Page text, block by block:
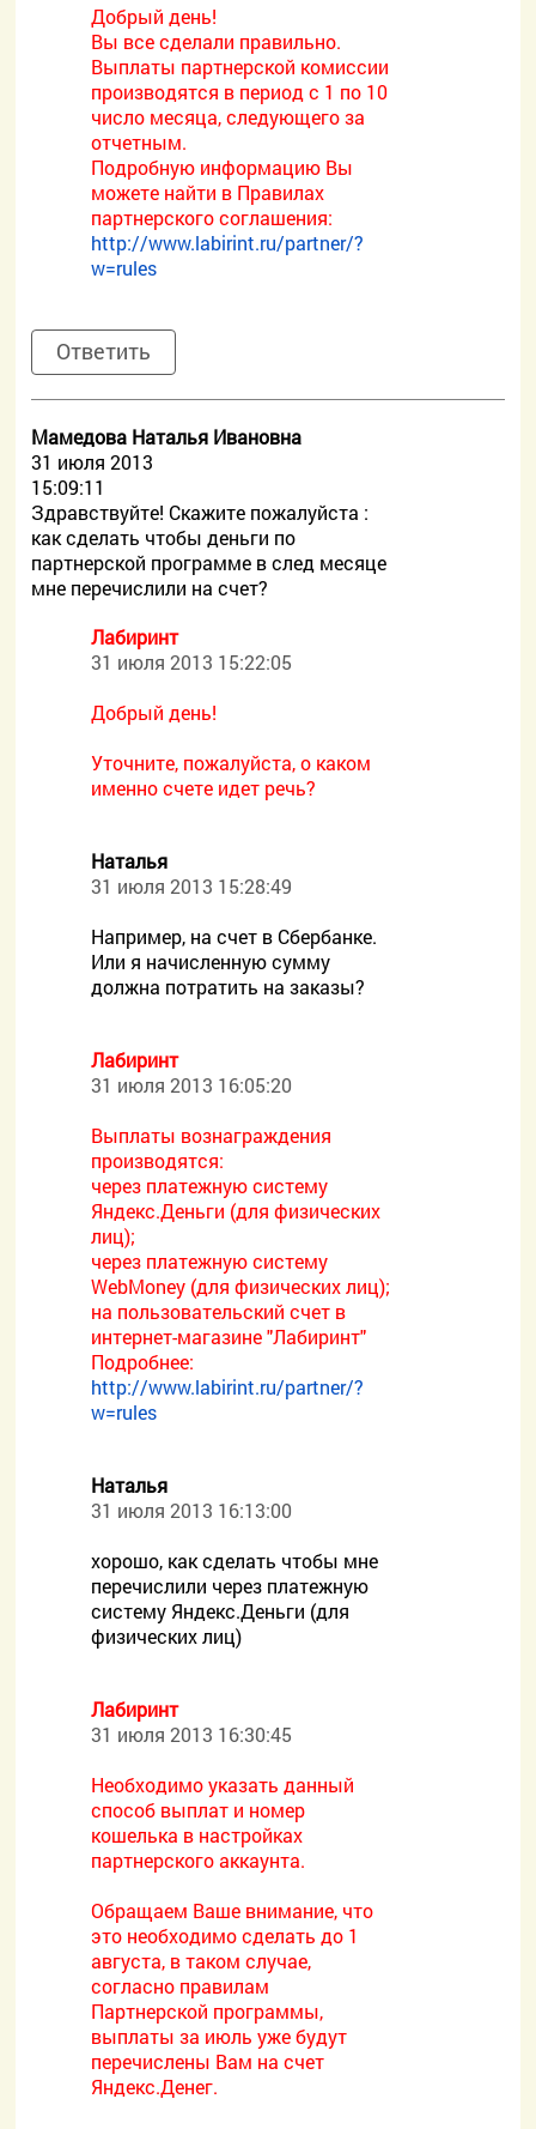
Добрый день!
Вы все сделали правильно.
Выплаты партнерской комиссии
производятся в период с 1 по 10
число месяца, следующего за
отчетным.
Подробную информацию Вы
можете найти в Правилах
партнерского соглашения:
http://www.labirint.ru/partner/?
w=rules
Ответить
Мамедова Наталья Ивановна
31 июля 2013
15:09:11
Здравствуйте! Скажите пожалуйста :
как сделать чтобы деньги по
партнерской программе в след месяце
мне перечислили на счет?
Лабиринт
31 июля 2013 15:22:05
Добрый день!
Уточните, пожалуйста, о каком
именно счете идет речь?
Наталья
31 июля 2013 15:28:49
Например, на счет в Сбербанке.
Или я начисленную сумму
должна потратить на заказы?
Лабиринт
31 июля 2013 16:05:20
Выплаты вознаграждения
производятся:
через платежную систему
Яндекс.Деньги (для физических
лиц);
через платежную систему
WebMoney (для физических лиц);
на пользовательский счет в
интернет-магазине "Лабиринт"
Подробнее:
http://www.labirint.ru/partner/?
w=rules
Наталья
31 июля 2013 16:13:00
хорошо, как сделать чтобы мне
перечислили через платежную
систему Яндекс.Деньги (для
физических лиц)
Лабиринт
31 июля 2013 16:30:45
Необходимо указать данный
способ выплат и номер
кошелька в настройках
партнерского аккаунта.
Обращаем Ваше внимание, что
это необходимо сделать до 1
августа, в таком случае,
согласно правилам
Партнерской программы,
выплаты за июль уже будут
перечислены Вам на счет
Яндекс.Денег.